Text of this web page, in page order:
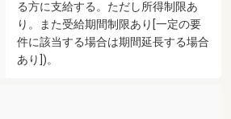
る方に支給する。ただし所得制限あ
り。また受給期間制限あり[一定の要
件に該当する場合は期間延長する場合
あり])。